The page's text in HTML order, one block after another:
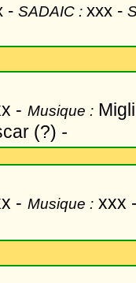
- SADAIC : xxx -
- Musique :
(?) -
- Musique : xxx